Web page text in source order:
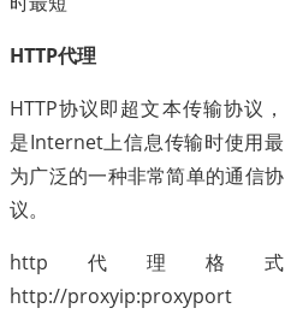
HTTP代理
HTTP协议即超文本传输协议，
是Internet上信息传输时使用最
为广泛的一种非常简单的通信协
议。
http代理格式
http://proxyip:proxyport